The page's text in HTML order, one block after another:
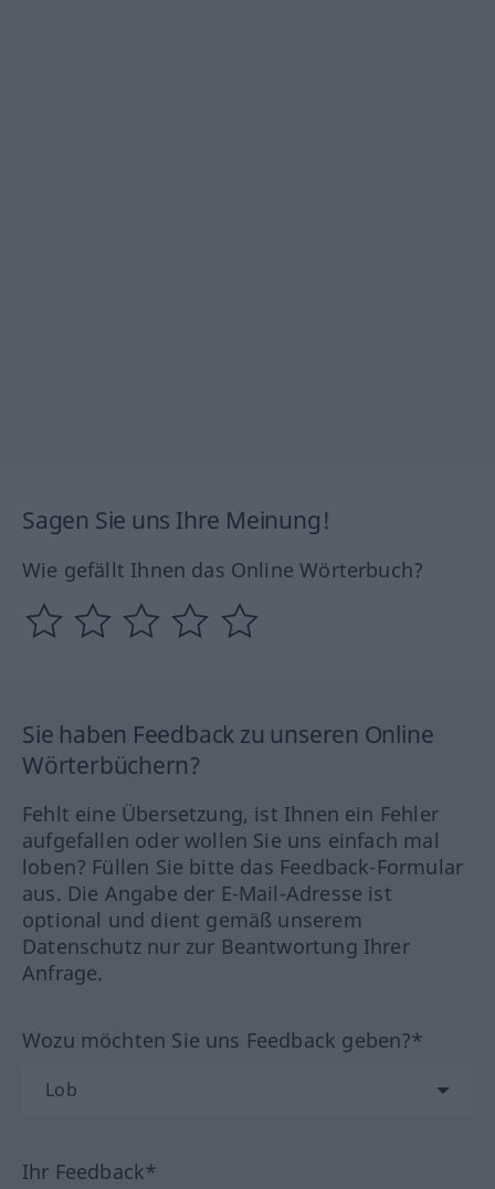
Sagen Sie uns Ihre Meinung!
Wie gefällt Ihnen das Online Wörterbuch?
Sie haben Feedback zu unseren Online
Wörterbüchern?
Fehlt eine Übersetzung, ist Ihnen ein Fehler
aufgefallen oder wollen Sie uns einfach mal
loben? Füllen Sie bitte das Feedback-Formular
aus. Die Angabe der E-Mail-Adresse ist
optional und dient gemäß unserem
Datenschutz nur zur Beantwortung Ihrer
Anfrage.
Wozu möchten Sie uns Feedback geben?*
Ihr Feedback*